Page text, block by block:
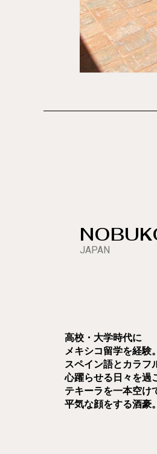
JAPAN
高校・大学時代に
メキシコ留学を経験。
スペイン語とカラフ
心躍らせる日々を過
テキーラを一本空け
平気な顔をする酒豪。